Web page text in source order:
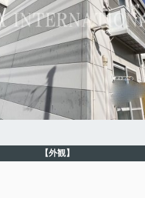
【外観】